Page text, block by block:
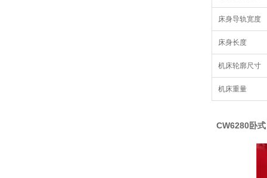
床身导轨宽度
床身长度
机床轮廓尺寸
机床重量
CW6280卧